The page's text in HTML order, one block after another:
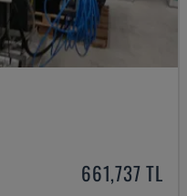
661,737 TL